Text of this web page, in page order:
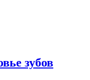
зубов